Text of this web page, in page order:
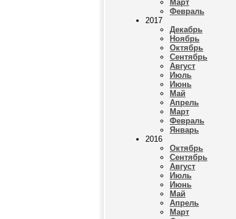
Март
Февраль
2017
Декабрь
Ноябрь
Октябрь
Сентябрь
Август
Июль
Июнь
Май
Апрель
Март
Февраль
Январь
2016
Октябрь
Сентябрь
Август
Июль
Июнь
Май
Апрель
Март